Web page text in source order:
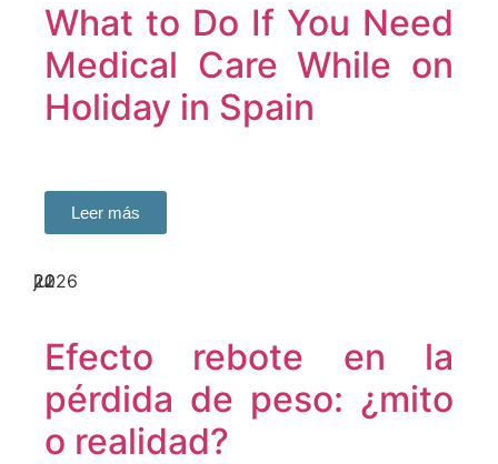
What to Do If You Need
Medical Care While on
Holiday in Spain
Leer más
22
jul
2026
Efecto rebote en la
pérdida de peso: ¿mito
o realidad?